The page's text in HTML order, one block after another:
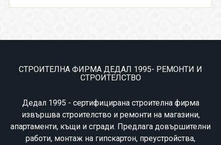
СТРОИТЕЛНА ФИРМА ДЕДАЛ 1995- РЕМОНТИ И
СТРОИТЕЛСТВО
Дедал 1995 - сертифицирана строителна фирма
извършва строителство и ремонти на магазини,
апартаменти, къщи и сгради. Предлага довършителни
работи, монтаж на гипскартон, преустройства,